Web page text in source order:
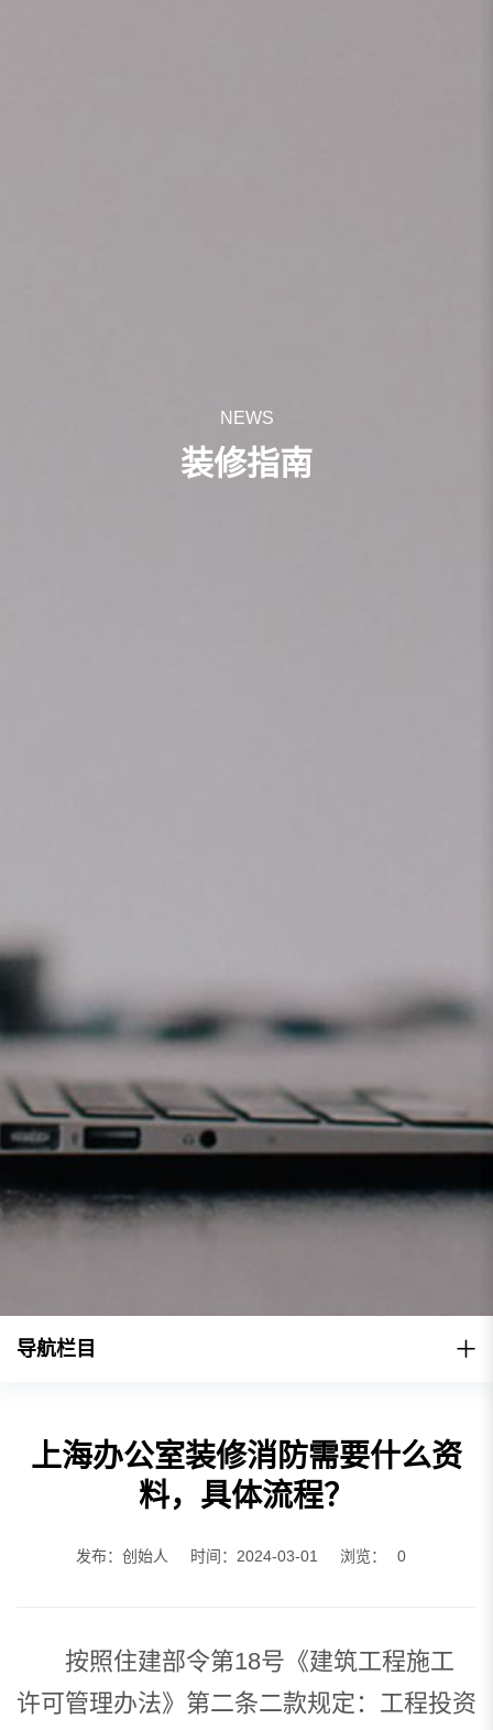
NEWS
装修指南
导航栏目
上海办公室装修消防需要什么资
料，具体流程？
发布：创始人 时间：2024-03-01 浏览： 0
按照住建部令第18号《建筑工程施工
许可管理办法》第二条二款规定：工程投资